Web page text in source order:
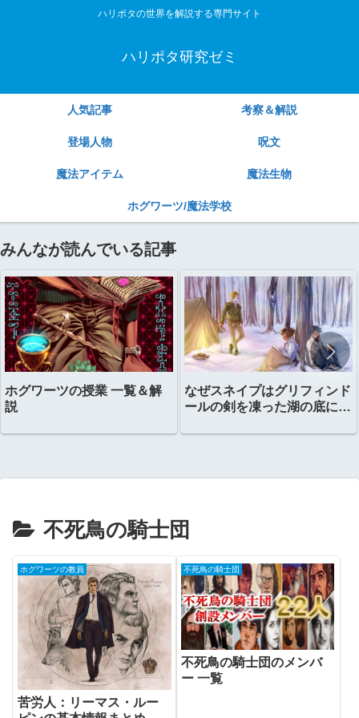
ハリポタの世界を解説する専門サイト
ハリポタ研究ゼミ
人気記事 考察＆解説
登場人物 呪文
魔法アイテム 魔法生物
ホグワーツ/魔法学校
みんなが読んでいる記事
ホグワーツの授業 一覧＆解
説
なぜスネイプはグリフィンド
ールの剣を凍った湖の底に置
不死鳥の騎士団
ホグワーツの教員
苦労人：リーマス・ルー
不死鳥の騎士団
不死鳥の騎士団のメンバ
ー 一覧